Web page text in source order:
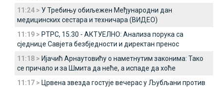
11:24 > У Требињу обиљежен Међународни дан
медицинских сестара и техничара (ВИДЕО)
11:19 > РТРС, 15.30 - АКТУЕЛНО: Анализа порука са
сједнице Савјета безбједности и директан пренос
11:18 > Ијачић Арнаутовићу о наметнутим законима: Тако
се причало и за Шмита да неће, а испаде да хоће
11:17 > Црвена звезда гостује вечерас у Љубљани против